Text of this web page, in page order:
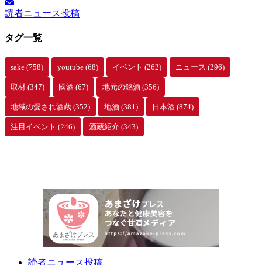
イ
ブ
読者ニュース投稿
タグ一覧
sake (758) youtube (68) イベント (262) ニュース (296)
取材 (347) 國酒 (67) 地元の銘酒 (356)
地域の愛され酒蔵 (352) 地酒 (381) 日本酒 (874)
注目イベント (246) 酒蔵紹介 (343)
読者ニュース投稿